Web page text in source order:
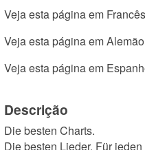
Veja esta página em
Veja esta página em
Veja esta página em
Descrição
Die besten Charts.
Die besten Lieder. Für